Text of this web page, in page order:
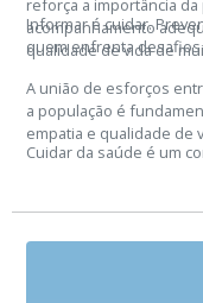
reforça a importância
acompanhamento
qualidade de vida de
Informar é cuidar.
quem enfrenta
A união de esforços
a população é
empatia e qualidade de
Cuidar da saúde é um